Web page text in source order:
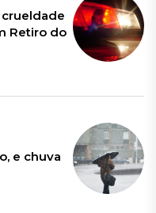
Retiro do
e chuva